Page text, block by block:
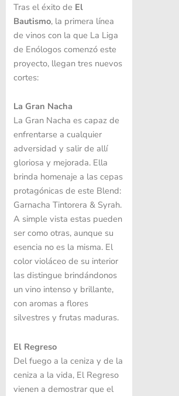
Tras el éxito de El
Bautismo, la primera línea
de vinos con la que La Liga
de Enólogos comenzó este
proyecto, llegan tres nuevos
cortes:
La Gran Nacha
La Gran Nacha es capaz de
enfrentarse a cualquier
adversidad y salir de allí
gloriosa y mejorada. Ella
brinda homenaje a las cepas
protagónicas de este Blend:
Garnacha Tintorera & Syrah.
A simple vista estas pueden
ser como otras, aunque su
esencia no es la misma. El
color violáceo de su interior
las distingue brindándonos
un vino intenso y brillante,
con aromas a flores
silvestres y frutas maduras.
El Regreso
Del fuego a la ceniza y de la
ceniza a la vida, El Regreso
vienen a demostrar que el